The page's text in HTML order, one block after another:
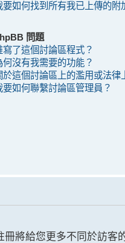
要如何找到所有我已上傳的附
問題
寫了這個討論區程式？
何沒有我需要的功能？
於這個討論區上的濫用或法
要如何聯繫討論區管理員？
將給您更多不同於訪客